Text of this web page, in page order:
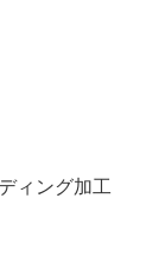
ィング加工